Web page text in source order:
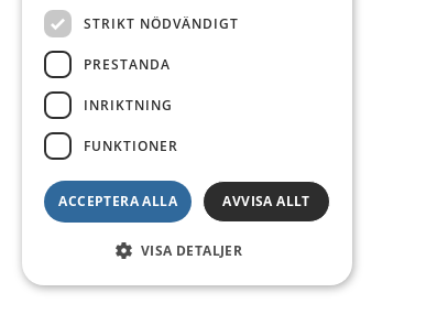
STRIKT NÖDVÄNDIGT
PRESTANDA
INRIKTNING
FUNKTIONER
ACCEPTERA ALLA AVVISA ALLT
VISA DETALJER